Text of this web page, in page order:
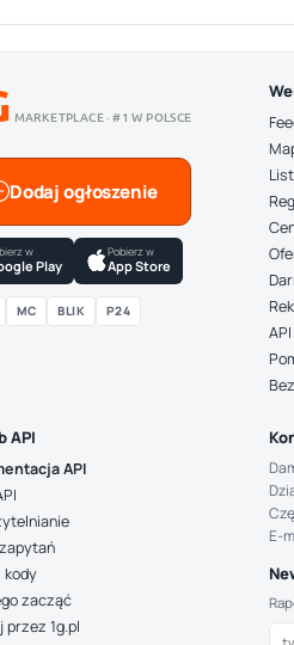
MARKETPLACE · #1 W POLSCE
Dodaj ogłoszenie
w
Play
Pobierz w
App Store
MC BLIK P24
API
API
kody
zacząć
przez 1g.pl
E-